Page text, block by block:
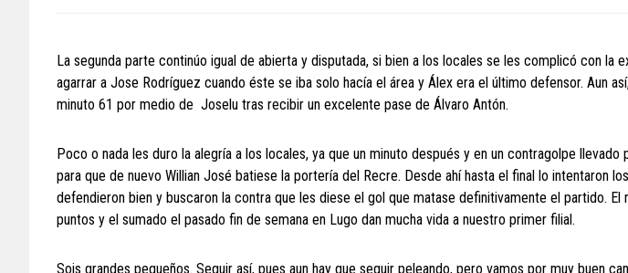
La segunda parte continúo igual de abierta y disputada, si bien a los locales se les complicó con la
agarrar a Jose Rodríguez cuando éste se iba solo hacía el área y Álex era el último defensor. Aun
minuto 61 por medio de Joselu tras recibir un excelente pase de Álvaro Antón.
Poco o nada les duro la alegría a los locales, ya que un minuto después y en un contragolpe llevado
para que de nuevo Willian José batiese la portería del Recre. Desde ahí hasta el final lo intentaron
defendieron bien y buscaron la contra que les diese el gol que matase definitivamente el partido.
puntos y el sumado el pasado fin de semana en Lugo dan mucha vida a nuestro primer filial.
Sois grandes pequeños. Seguir así, pues aun hay que seguir peleando, pero vamos por muy buen